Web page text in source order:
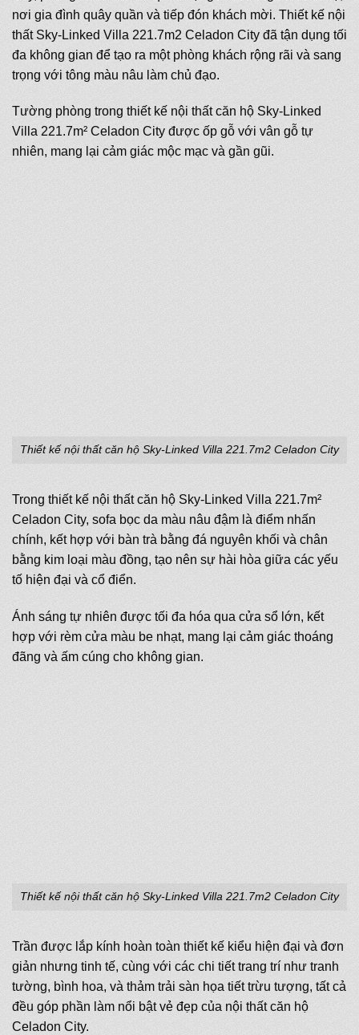
nơi gia đình quây quần và tiếp đón khách mời. Thiết kế nội
thất Sky-Linked Villa 221.7m2 Celadon City đã tận dụng tối
đa không gian để tạo ra một phòng khách rộng rãi và sang
trọng với tông màu nâu làm chủ đạo.
Tường phòng trong thiết kế nội thất căn hộ Sky-Linked
Villa 221.7m² Celadon City được ốp gỗ với vân gỗ tự
nhiên, mang lại cảm giác mộc mạc và gần gũi.
Thiết kế nội thất căn hộ Sky-Linked Villa 221.7m2 Celadon City
Trong thiết kế nội thất căn hộ Sky-Linked Villa 221.7m²
Celadon City, sofa bọc da màu nâu đậm là điểm nhấn
chính, kết hợp với bàn trà bằng đá nguyên khối và chân
bằng kim loại màu đồng, tạo nên sự hài hòa giữa các yếu
tố hiện đại và cổ điển.
Ánh sáng tự nhiên được tối đa hóa qua cửa sổ lớn, kết
hợp với rèm cửa màu be nhạt, mang lại cảm giác thoáng
đãng và ấm cúng cho không gian.
Thiết kế nội thất căn hộ Sky-Linked Villa 221.7m2 Celadon City
Trần được lắp kính hoàn toàn thiết kế kiểu hiện đại và đơn
giản nhưng tinh tế, cùng với các chi tiết trang trí như tranh
tường, bình hoa, và thảm trải sàn họa tiết trừu tượng, tất cả
đều góp phần làm nổi bật vẻ đẹp của nội thất căn hộ
Celadon City.